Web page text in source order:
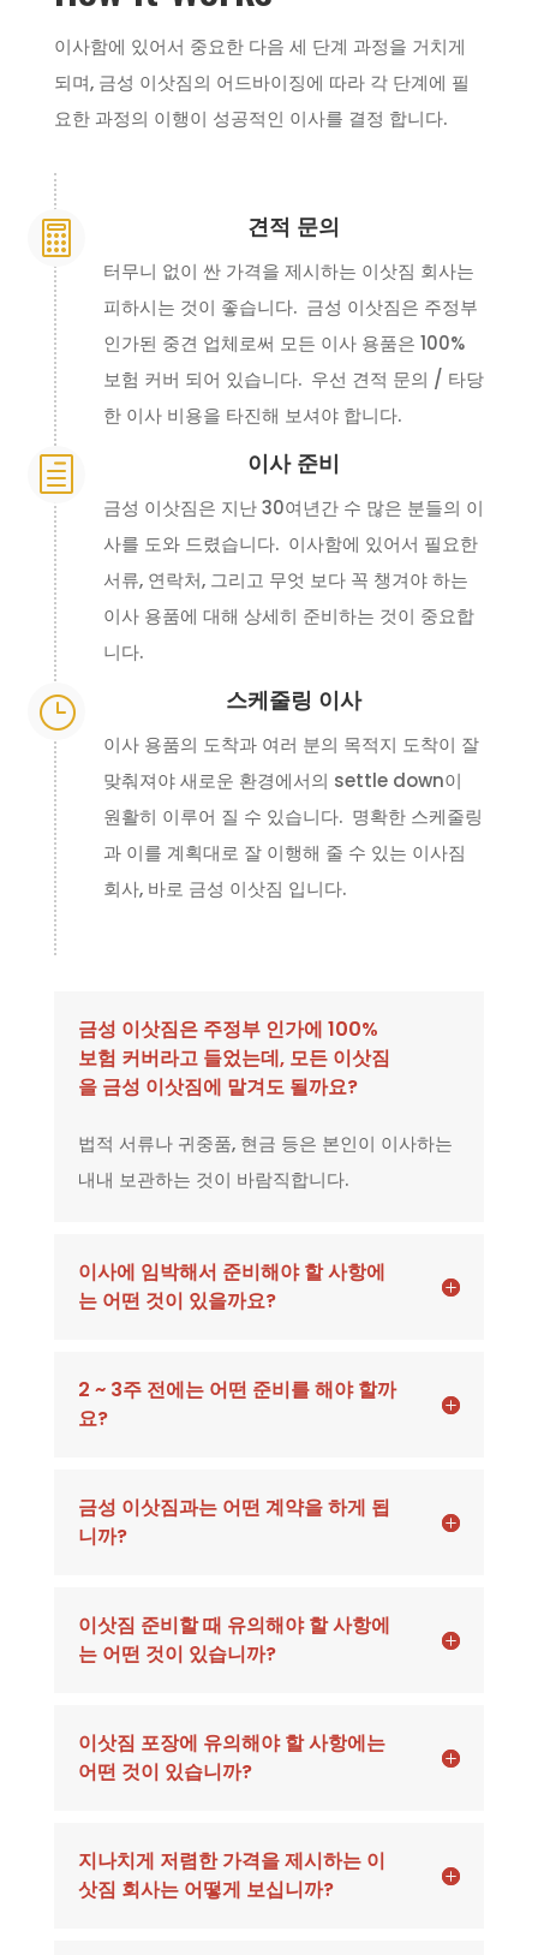
이사함에 있어서 중요한 다음 세 단계 과정을 거치게
되며, 금성 이삿짐의 어드바이징에 따라 각 단계에 필
요한 과정의 이행이 성공적인 이사를 결정 합니다.
 견적 문의
터무니 없이 싼 가격을 제시하는 이삿짐 회사는
피하시는 것이 좋습니다. 금성 이삿짐은 주정부
인가된 중견 업체로써 모든 이사 용품은 100%
보험 커버 되어 있습니다. 우선 견적 문의 / 타당
한 이사 비용을 타진해 보셔야 합니다.
h 이사 준비
금성 이삿짐은 지난 30여년간 수 많은 분들의 이
사를 도와 드렸습니다. 이사함에 있어서 필요한
서류, 연락처, 그리고 무엇 보다 꼭 챙겨야 하는
이사 용품에 대해 상세히 준비하는 것이 중요합
니다.
} 스케줄링 이사
이사 용품의 도착과 여러 분의 목적지 도착이 잘
맞춰져야 새로운 환경에서의 settle down이
원활히 이루어 질 수 있습니다. 명확한 스케줄링
과 이를 계획대로 잘 이행해 줄 수 있는 이사짐
회사, 바로 금성 이삿짐 입니다.
금성 이삿짐은 주정부 인가에 100%
보험 커버라고 들었는데, 모든 이삿짐
을 금성 이삿짐에 맡겨도 될까요?
법적 서류나 귀중품, 현금 등은 본인이 이사하는
내내 보관하는 것이 바람직합니다.
이사에 임박해서 준비해야 할 사항에
는 어떤 것이 있을까요?
2 ~ 3주 전에는 어떤 준비를 해야 할까
요?
금성 이삿짐과는 어떤 계약을 하게 됩
니까?
이삿짐 준비할 때 유의해야 할 사항에
는 어떤 것이 있습니까?
이삿짐 포장에 유의해야 할 사항에는
어떤 것이 있습니까?
지나치게 저렴한 가격을 제시하는 이
삿짐 회사는 어떻게 보십니까?